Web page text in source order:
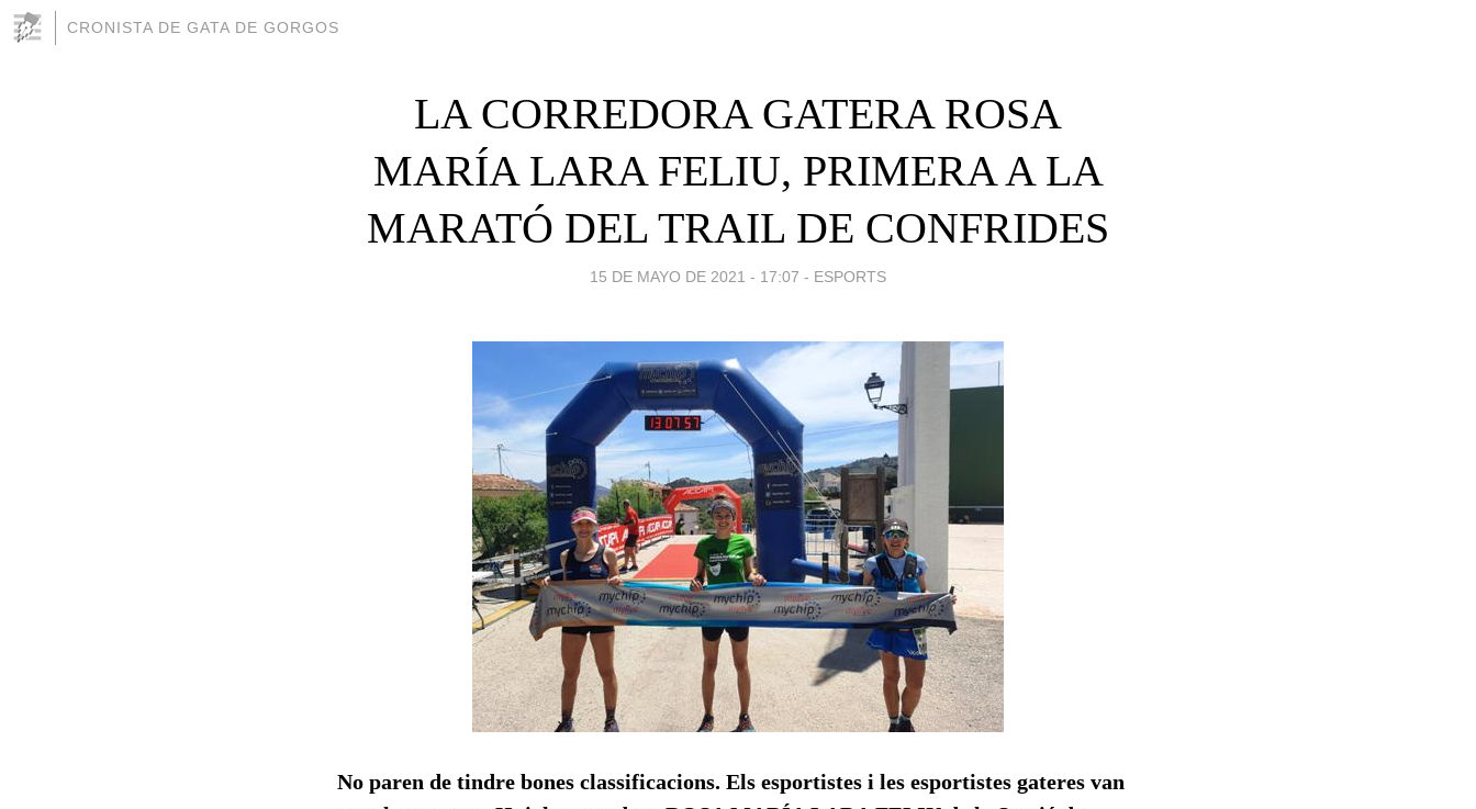
CRONISTA DE GATA DE GORGOS
LA CORREDORA GATERA ROSA
MARÍA LARA FELIU, PRIMERA A LA
MARATÓ DEL TRAIL DE CONFRIDES
15 DE MAYO DE 2021 - 17:07 - ESPORTS
No paren de tindre bones classificacions. Els esportistes i les esportistes gateres van